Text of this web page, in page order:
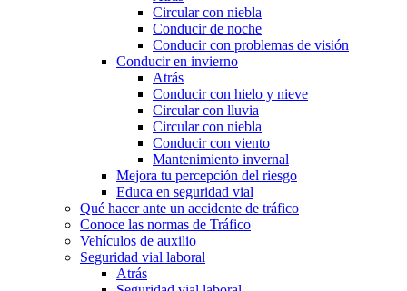
Circular con niebla
Conducir de noche
Conducir con problemas de visión
Conducir en invierno
Atrás
Conducir con hielo y nieve
Circular con lluvia
Circular con niebla
Conducir con viento
Mantenimiento invernal
Mejora tu percepción del riesgo
Educa en seguridad vial
Qué hacer ante un accidente de tráfico
Conoce las normas de Tráfico
Vehículos de auxilio
Seguridad vial laboral
Atrás